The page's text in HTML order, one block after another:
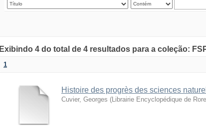
Exibindo 4 do total de 4 resultados para a coleção:
1
Histoire des progrès des sciences
Cuvier, Georges (Librairie Encyclopédique de